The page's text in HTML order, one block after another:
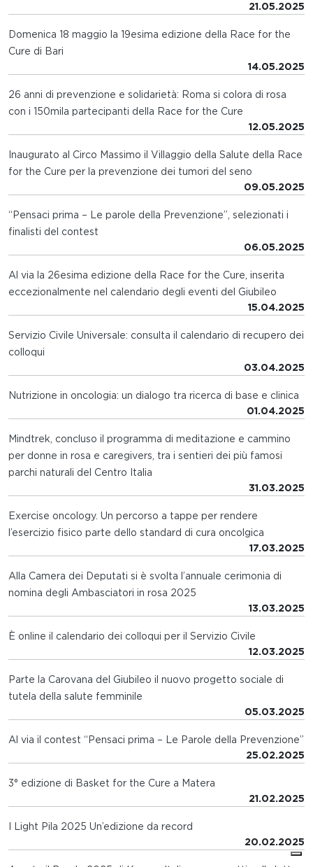
21.05.2025
Domenica 18 maggio la 19esima edizione della Race for the
Cure di Bari
14.05.2025
26 anni di prevenzione e solidarietà: Roma si colora di rosa
con i 150mila partecipanti della Race for the Cure
12.05.2025
Inaugurato al Circo Massimo il Villaggio della Salute della Race
for the Cure per la prevenzione dei tumori del seno
09.05.2025
“Pensaci prima – Le parole della Prevenzione”, selezionati i
finalisti del contest
06.05.2025
Al via la 26esima edizione della Race for the Cure, inserita
eccezionalmente nel calendario degli eventi del Giubileo
15.04.2025
Servizio Civile Universale: consulta il calendario di recupero dei
colloqui
03.04.2025
Nutrizione in oncologia: un dialogo tra ricerca di base e clinica
01.04.2025
Mindtrek, concluso il programma di meditazione e cammino
per donne in rosa e caregivers, tra i sentieri dei più famosi
parchi naturali del Centro Italia
31.03.2025
Exercise oncology. Un percorso a tappe per rendere
l’esercizio fisico parte dello standard di cura oncolgica
17.03.2025
Alla Camera dei Deputati si è svolta l’annuale cerimonia di
nomina degli Ambasciatori in rosa 2025
13.03.2025
È online il calendario dei colloqui per il Servizio Civile
12.03.2025
Parte la Carovana del Giubileo il nuovo progetto sociale di
tutela della salute femminile
05.03.2025
Al via il contest “Pensaci prima – Le Parole della Prevenzione”
25.02.2025
3° edizione di Basket for the Cure a Matera
21.02.2025
I Light Pila 2025 Un’edizione da record
20.02.2025